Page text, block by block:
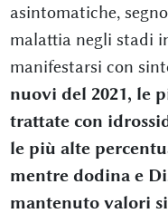
asintomatiche,
malattia negli stadi
manifestarsi con
nuovi del 2021, le
trattate con
le più alte
mentre dodina e
mantenuto valori